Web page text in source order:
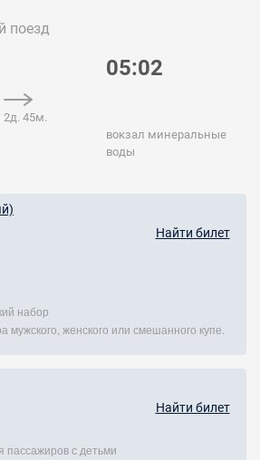
поезд
2д. 45м.
05:02
вокзал минеральные
воды
Найти билет
набор
мужского, женского или смешанного купе.
Найти билет
пассажиров с детьми